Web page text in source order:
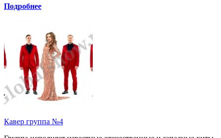
Подробнее
Кавер группа №4